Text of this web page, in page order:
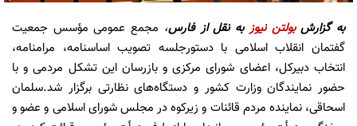
به گزارشبولتن نیوزبه نقل از فارس، مجمع عمومی مؤسس جمعیت
گفتمان انقلاب اسلامی با دستورجلسه تصویب اساسنامه، مرامنامه،
انتخاب دبیرکل، اعضای شورای مرکزی و بازرسان این تشکل مردمی و با
حضور نمایندگان وزارت کشور و دستگاه‌های نظارتی برگزار شد.سلمان
اسحاقی، نماینده مردم قائنات و زیرکوه در مجلس شورای اسلامی و عضو و